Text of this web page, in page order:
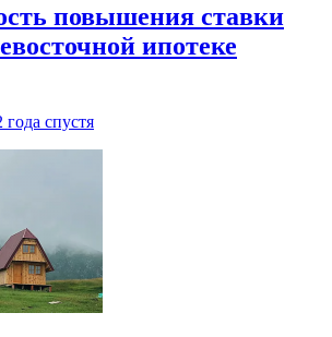
повышения ставки
ипотеке
года спустя